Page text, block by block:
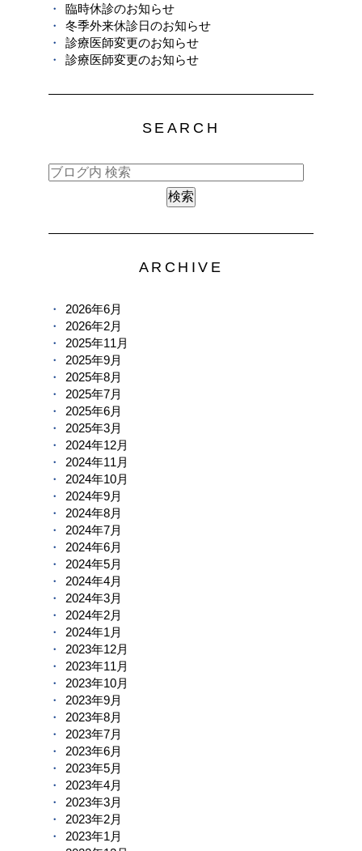
臨時休診のお知らせ
冬季外来休診日のお知らせ
診療医師変更のお知らせ
診療医師変更のお知らせ
SEARCH
ARCHIVE
2026年6月
2026年2月
2025年11月
2025年9月
2025年8月
2025年7月
2025年6月
2025年3月
2024年12月
2024年11月
2024年10月
2024年9月
2024年8月
2024年7月
2024年6月
2024年5月
2024年4月
2024年3月
2024年2月
2024年1月
2023年12月
2023年11月
2023年10月
2023年9月
2023年8月
2023年7月
2023年6月
2023年5月
2023年4月
2023年3月
2023年2月
2023年1月